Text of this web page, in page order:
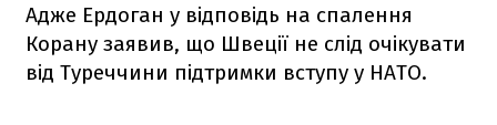
Адже Ердоган у відповідь на спалення
Корану заявив, що Швеції не слід очікувати
від Туреччини підтримки вступу у НАТО.